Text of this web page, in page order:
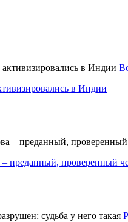
в Индии
преданный, проверенный